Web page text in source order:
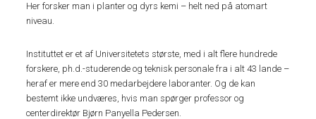
Her forsker man i planter og dyrs kemi – helt ned på atomart
niveau.
Instituttet er et af Universitetets største, med i alt flere hundrede
forskere, ph.d.-studerende og teknisk personale fra i alt 43 lande –
heraf er mere end 30 medarbejdere laboranter. Og de kan
bestemt ikke undværes, hvis man spørger professor og
centerdirektør Bjørn Panyella Pedersen.